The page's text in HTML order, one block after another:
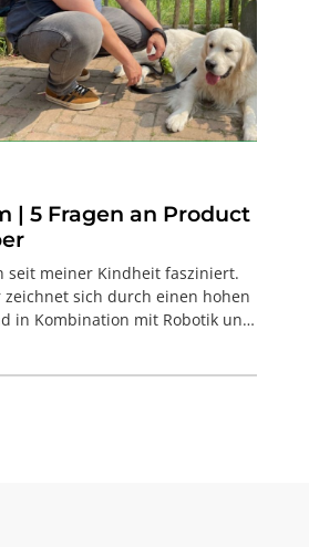
| 5 Fragen an Product
seit meiner Kindheit fasziniert.
zeichnet sich durch einen hohen
in Kombination mit Robotik und